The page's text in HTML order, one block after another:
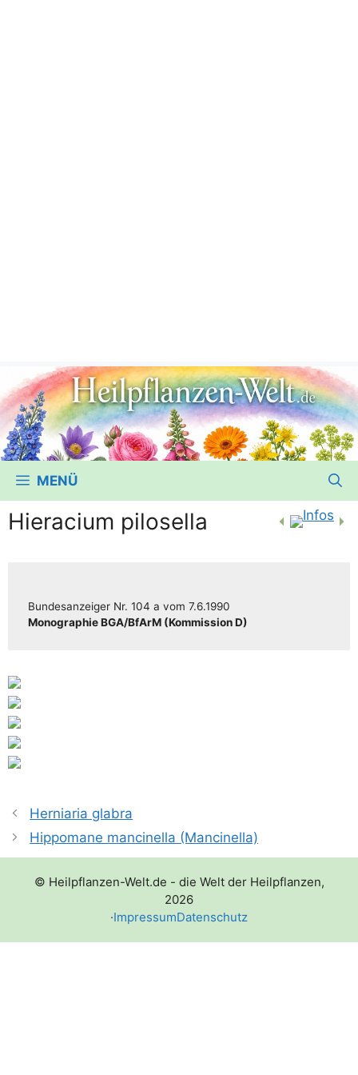
MENÜ
Hieracium pilosella
Bun­des­an­zei­ger Nr. 104 a vom 7.6.1990
Mono­gra­phie BGA/​​BfArM (Kom­mis­si­on D)
Herniaria glabra
Hippomane mancinella (Mancinella)
© Heilpflanzen-Welt.de - die Welt der Heilpflanzen,
2026
·ImpressumDatenschutz